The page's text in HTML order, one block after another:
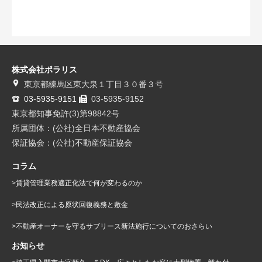
株式会社ポラリス
東京都練馬区東大泉１丁目３０番３号
03-5935-9151
03-5935-9152
東京都知事免許(3)第98842号
所属団体：(公社)全日本不動産協会
保証協会：(公社)不動産保証協会
コラム
賃貸管理業務適正化法で何が変わるのか
民法改正による原状回復義務と敷金
不動産オーナーを守るサブリース新法施行についてのおさらい
お知らせ